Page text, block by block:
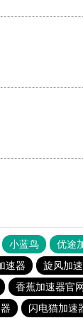
小蓝鸟 优途
速器 旋风加
香蕉加速器官
闪电猫加速